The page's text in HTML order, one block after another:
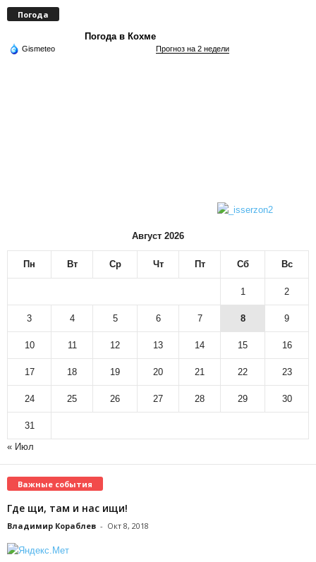
Погода
Погода в Кохме
Gismeteo Прогноз на 2 недели
Август 2026
Пн Вт Ср Чт Пт Сб Вс
1 2
3 4 5 6 7 8 9
10 11 12 13 14 15 16
17 18 19 20 21 22 23
24 25 26 27 28 29 30
31
« Июл
Важные события
Где щи, там и нас ищи!
Владимир Кораблев - Окт 8, 2018